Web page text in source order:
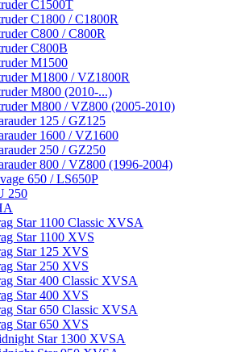
C1500T
C1800 / C1800R
C800 / C800R
C800B
M1500
M1800 / VZ1800R
M800 (2010-...)
M800 / VZ800 (2005-2010)
125 / GZ125
1600 / VZ1600
250 / GZ250
800 / VZ800 (1996-2004)
650 / LS650P
250
Star 1100 Classic XVSA
Star 1100 XVS
Star 125 XVS
Star 250 XVS
Star 400 Classic XVSA
Star 400 XVS
Star 650 Classic XVSA
Star 650 XVS
Star 1300 XVSA